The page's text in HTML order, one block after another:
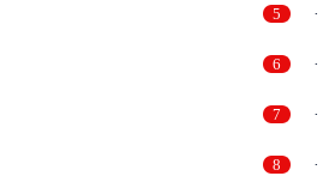
5
6
7
8